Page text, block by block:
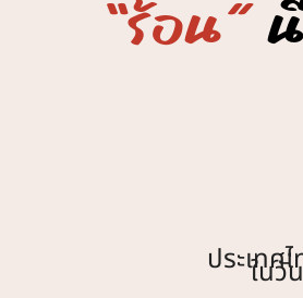
“ร้อน”นี้
ประเทศ
ในวั